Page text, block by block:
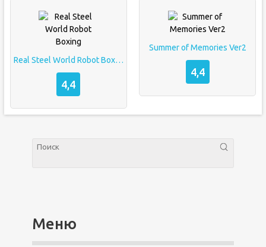
Real Steel World Robot Boxing
4,4
Summer of Memories Ver2
4,4
Меню